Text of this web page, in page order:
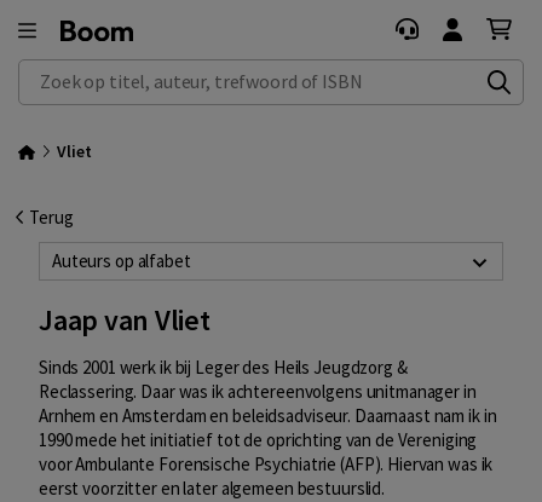
Zoek op titel, auteur, trefwoord of ISBN
Vliet
Terug
Auteurs op alfabet
Jaap van Vliet
Sinds 2001 werk ik bij Leger des Heils Jeugdzorg &
Reclassering. Daar was ik achtereenvolgens unitmanager in
Arnhem en Amsterdam en beleidsadviseur. Daarnaast nam ik in
1990 mede het initiatief tot de oprichting van de Vereniging
voor Ambulante Forensische Psychiatrie (AFP). Hiervan was ik
eerst voorzitter en later algemeen bestuurslid.